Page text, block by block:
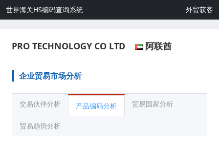
世界海关HS编码查询系统 外贸获客
PRO TECHNOLOGY CO LTD 阿联酋
企业贸易市场分析
交易伙伴分析 产品编码分析 贸易国家分析
贸易趋势分析